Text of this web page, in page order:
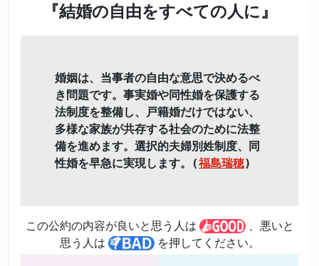
『結婚の自由をすべての人に』
婚姻は、当事者の自由な意思で決めるべ
き問題です。事実婚や同性婚を保護する
法制度を整備し、戸籍婚だけではない、
多様な家族が共存する社会のために法整
備を進めます。選択的夫婦別姓制度、同
性婚を早急に実現します。(福島瑞穂)
この公約の内容が良いと思う人は
、悪いと
思う人は
を押してください。